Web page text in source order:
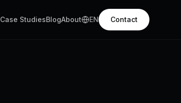
Case StudiesBlogAbout EN Contact